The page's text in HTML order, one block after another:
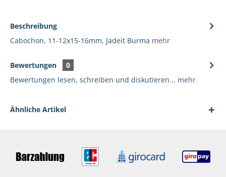
Beschreibung
Cabochon, 11-12x15-16mm, Jadeit Burma mehr
Bewertungen
0
Bewertungen lesen, schreiben und diskutieren... mehr
Ähnliche Artikel